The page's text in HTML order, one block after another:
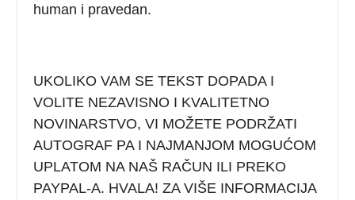
human i pravedan.
UKOLIKO VAM SE TEKST DOPADA I
VOLITE NEZAVISNO I KVALITETNO
NOVINARSTVO, VI MOŽETE PODRŽATI
AUTOGRAF PA I NAJMANJOM MOGUĆOM
UPLATOM NA NAŠ RAČUN ILI PREKO
PAYPAL-A. HVALA! ZA VIŠE INFORMACIJA